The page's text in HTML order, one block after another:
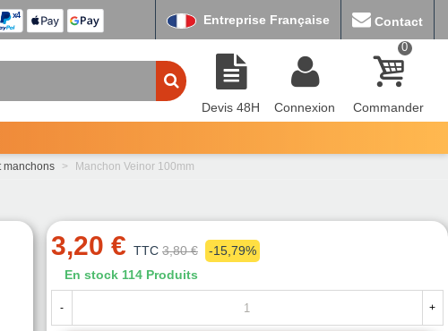
Entreprise Française Contact
Devis 48H Connexion
0
Commander
manchons > Manchon Veinor 100mm
3,20 € TTC 3,80 €
-15,79%
En stock 114 Produits
- +